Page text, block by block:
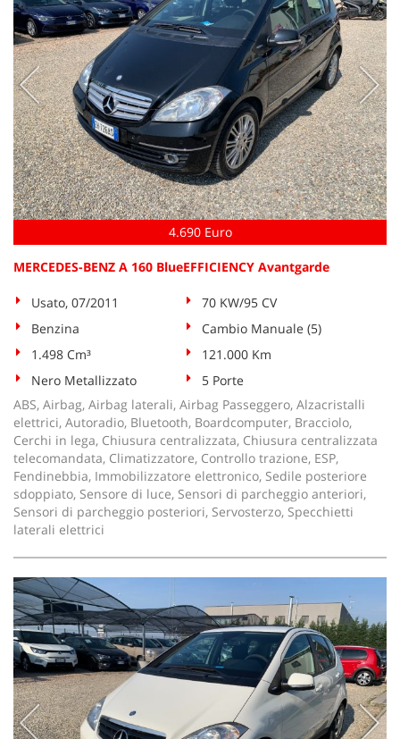
4.690 Euro
MERCEDES-BENZ A 160 BlueEFFICIENCY Avantgarde
Usato, 07/2011
70 KW/95 CV
Benzina
Cambio Manuale (5)
1.498 Cm³
121.000 Km
Nero Metallizzato
5 Porte
ABS, Airbag, Airbag laterali, Airbag Passeggero, Alzacristalli
elettrici, Autoradio, Bluetooth, Boardcomputer, Bracciolo,
Cerchi in lega, Chiusura centralizzata, Chiusura centralizzata
telecomandata, Climatizzatore, Controllo trazione, ESP,
Fendinebbia, Immobilizzatore elettronico, Sedile posteriore
sdoppiato, Sensore di luce, Sensori di parcheggio anteriori,
Sensori di parcheggio posteriori, Servosterzo, Specchietti
laterali elettrici